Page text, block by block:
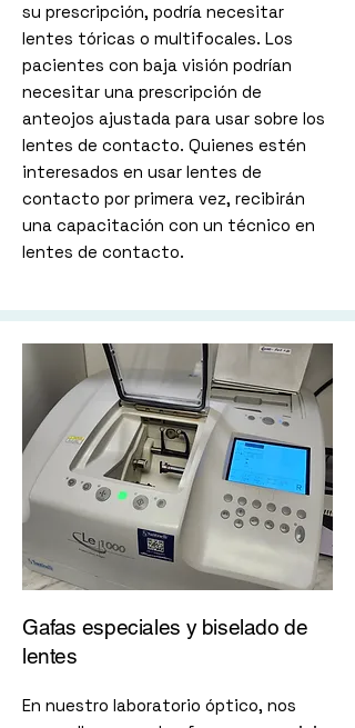
su prescripción, podría necesitar
lentes tóricas o multifocales. Los
pacientes con baja visión podrían
necesitar una prescripción de
anteojos ajustada para usar sobre los
lentes de contacto. Quienes estén
interesados en usar lentes de
contacto por primera vez, recibirán
una capacitación con un técnico en
lentes de contacto.
Gafas especiales y biselado de
lentes
En nuestro laboratorio óptico, nos